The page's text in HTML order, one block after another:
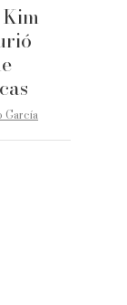
García